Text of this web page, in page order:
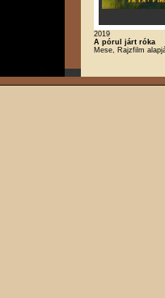
2019
A pórul járt róka
Mese, Rajzfilm